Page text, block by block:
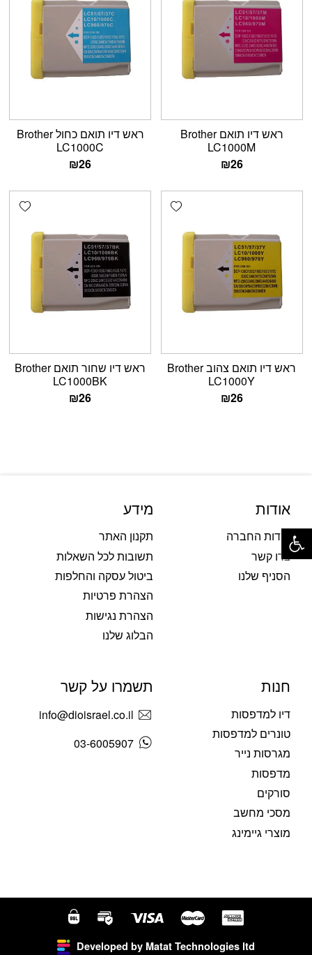
ראש דיו תואם Brother
LC1000M
₪26
ראש דיו תואם כחול Brother
LC1000C
₪26
Add wishlist
ראש דיו תואם צהוב Brother
LC1000Y
₪26
ראש דיו שחור תואם Brother
LC1000BK
₪26
אודות
אודות החברה
צרו קשר
הסניף שלנו
מידע
תקנון האתר
תשובות לכל השאלות
ביטול עסקה והחלפות
הצהרת פרטיות
הצהרת נגישות
הבלוג שלנו
חנות
דיו למדפסות
טונרים למדפסות
מגרסות נייר
מדפסות
סורקים
מסכי מחשב
מוצרי גיימינג
תשמרו על קשר
info@dioisrael.co.il
03-6005907
Developed by Matat Technologies ltd
פתח סרגל נגישות